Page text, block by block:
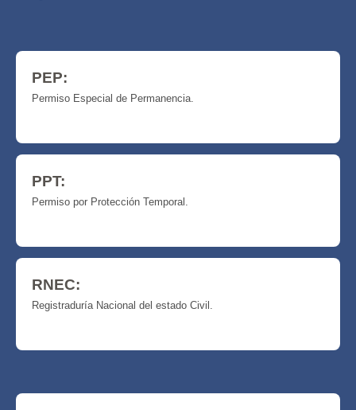
PEP:
Permiso Especial de Permanencia.
PPT:
Permiso por Protección Temporal.
RNEC:
Registraduría Nacional del estado Civil.